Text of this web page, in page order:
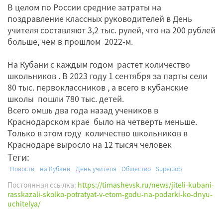
В целом по России средние затраты на
поздравление классных руководителей в День
учителя составляют 3,2 тыс. рулей, что на 200 рублей
больше, чем в прошлом 2022-м.
На Кубани с каждым годом растет количество
школьников . В 2023 году 1 сентября за парты сели
80 тыс. первоклассников , а всего в кубанские
школы пошли 780 тыс. детей.
Всего омшь два года назад учеников в
Краснодарском крае было на четверть меньше.
Только в этом году количество школьников в
Краснодаре выросло на 12 тысяч человек
Теги:
Новости на Кубани День учителя Общество SuperJob
Постоянная ссылка: https://timashevsk.ru/news/jiteli-kubani-
rasskazali-skolko-potratyat-v-etom-godu-na-podarki-ko-dnyu-
uchitelya/